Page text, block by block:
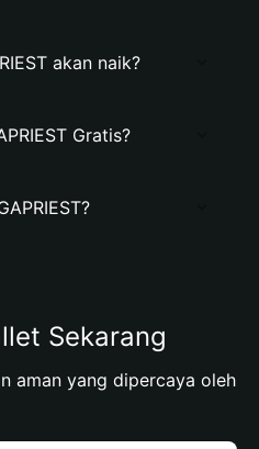
akan naik?
Gratis?
Sekarang
aman yang dipercaya oleh